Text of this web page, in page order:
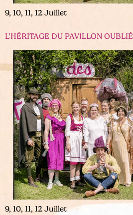
9, 10, 11, 12 Juillet
L’HÉRITAGE DU PAVILLON OUBLIÉ
9, 10, 11, 12 Juillet